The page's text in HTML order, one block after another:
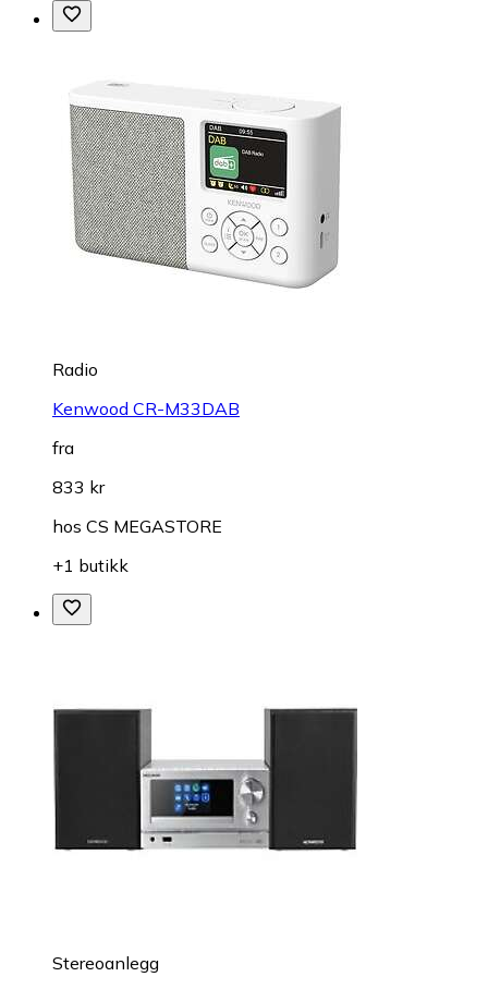
Radio
Kenwood CR-M33DAB
fra
833 kr
hos CS MEGASTORE
+1 butikk
Stereoanlegg